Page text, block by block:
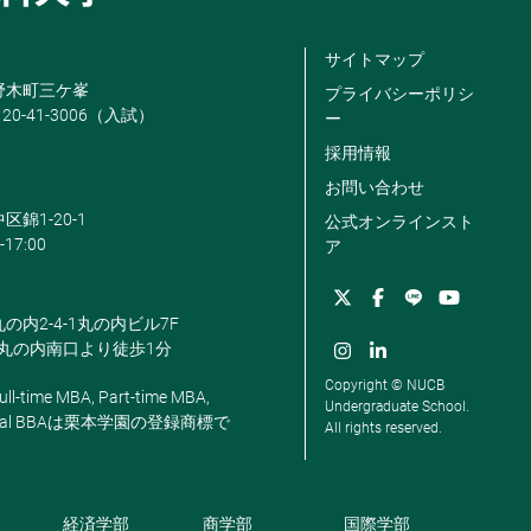
木町三ケ峯
41-3006（入試）
錦1-20-1
17:00
内2-4-1丸の内ビル7F
の内南口より徒歩1分
time MBA, Part-time MBA,
BBAは栗本学園の登録商標で
サイトマップ
プライバシーポリシ
ー
採用情報
お問い合わせ
公式オンラインスト
ア
Copyright © NUCB
Undergraduate School.
All rights reserved.
経済学部 商学部 国際学部